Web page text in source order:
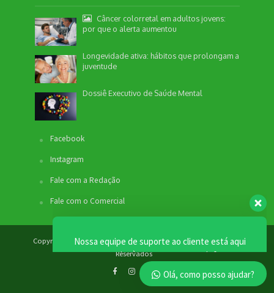
Câncer colorretal em adultos jovens:
por que o alerta aumentou
Longevidade ativa: hábitos que prolongam a
juventude
Dossiê Executivo de Saúde Mental
Facebook
Instagram
Fale com a Redação
Fale com o Comercial
Copyright © 2012 - 2026. Revista Bem Estar - Todos os Direitos
Reservados
Nossa equipe de suporte ao cliente está aqui
para responder às suas perguntas. Informe se
Não disponível no momento
SEO / Marketing
Olá, como posso ajudar?